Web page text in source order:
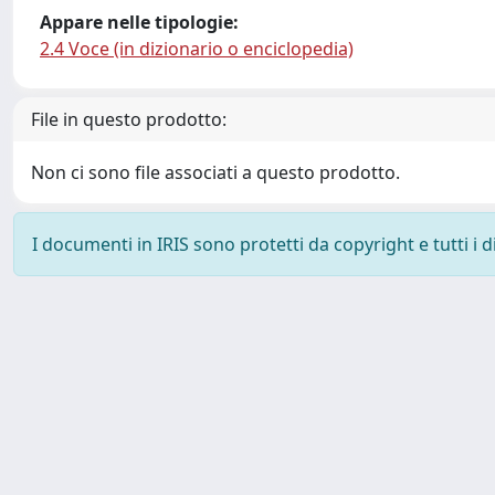
Appare nelle tipologie:
2.4 Voce (in dizionario o enciclopedia)
File in questo prodotto:
Non ci sono file associati a questo prodotto.
I documenti in IRIS sono protetti da copyright e tutti i